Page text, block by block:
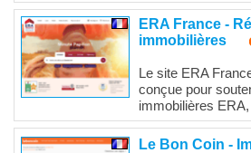
ERA France -
immobilières
Le site ERA
conçue pour
immobilières
Le Bon Coin -